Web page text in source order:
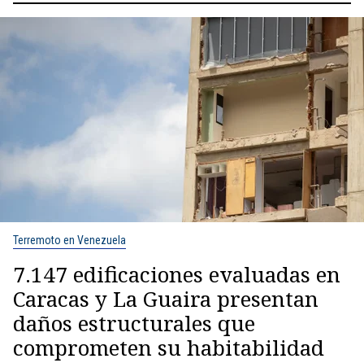
Terremoto en Venezuela
7.147 edificaciones evaluadas en
Caracas y La Guaira presentan
daños estructurales que
comprometen su habitabilidad